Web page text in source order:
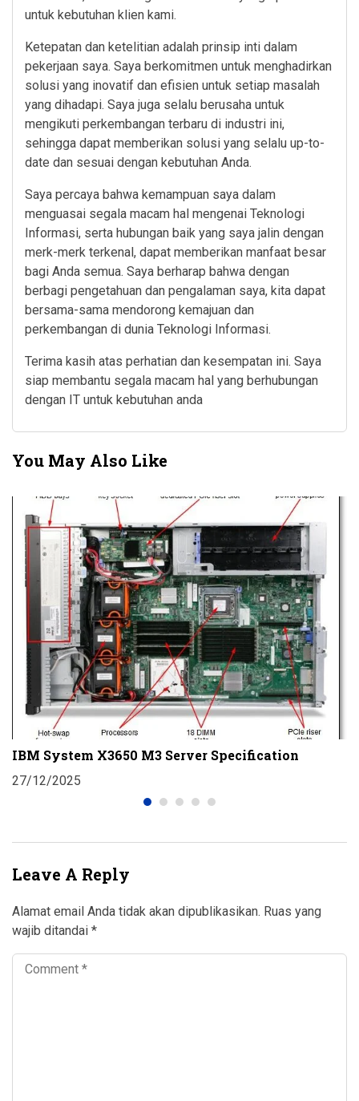
untuk kebutuhan klien kami.
Ketepatan dan ketelitian adalah prinsip inti dalam
pekerjaan saya. Saya berkomitmen untuk menghadirkan
solusi yang inovatif dan efisien untuk setiap masalah
yang dihadapi. Saya juga selalu berusaha untuk
mengikuti perkembangan terbaru di industri ini,
sehingga dapat memberikan solusi yang selalu up-to-
date dan sesuai dengan kebutuhan Anda.
Saya percaya bahwa kemampuan saya dalam
menguasai segala macam hal mengenai Teknologi
Informasi, serta hubungan baik yang saya jalin dengan
merk-merk terkenal, dapat memberikan manfaat besar
bagi Anda semua. Saya berharap bahwa dengan
berbagi pengetahuan dan pengalaman saya, kita dapat
bersama-sama mendorong kemajuan dan
perkembangan di dunia Teknologi Informasi.
Terima kasih atas perhatian dan kesempatan ini. Saya
siap membantu segala macam hal yang berhubungan
dengan IT untuk kebutuhan anda
You May Also Like
IBM System X3650 M3 Server Specification
27/12/2025
Leave A Reply
Alamat email Anda tidak akan dipublikasikan. Ruas yang
wajib ditandai *